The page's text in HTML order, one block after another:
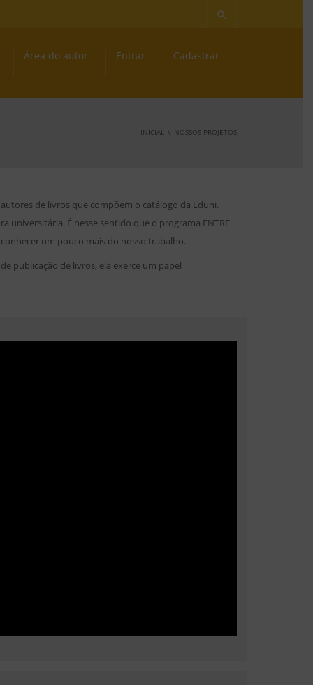
Área do autor Entrar Cadastrar
INICIAL NOSSOS PROJETOS
de livros que compõem o catálogo da Eduni.
É nesse sentido que o programa ENTRE
um pouco mais do nosso trabalho.
publicação de livros, ela exerce um papel